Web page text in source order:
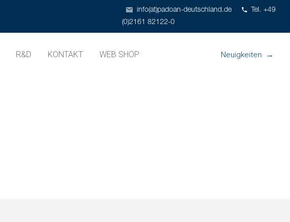
info(at)padoan-deutschland.de
Tel. +49
(0)2161 82122-0
R&D KONTAKT WEB SHOP Neuigkeiten